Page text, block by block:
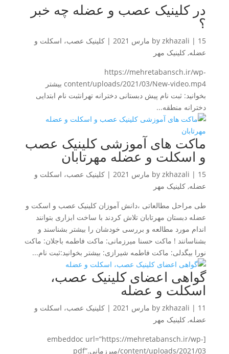
در کلینیک عصب و عضله چه خبر
؟
byzkhazali | 15 مارس 2021 | کلینیک عصب، اسکلت و
عضله, کلینیک مهر
https://mehretabansch.ir/wp-
content/uploads/2021/03/New-video.mp4 بیشتر
بخوانید: ثبت نام پیش دبستانی دخترانه تهرانثبت نام ابتدایی
دخترانه منطقه...
ماکت های آموزشی کلینیک عصب
و اسکلت و عضله مهرتابان
byzkhazali | 15 مارس 2021 | کلینیک عصب، اسکلت و
عضله, کلینیک مهر
طی مراحل مطالعاتی ،دانش آموزان کلینیک عصب و اسکت و
عضله دبستان مهرتابان تلاش کردند با ساخت ابزاری بتوانند
اندام مورد مطالعه و بررسی خودشان را بیشتر بشناسند و
بشناسانند ! ماکت حسنا میرزمانی: ماکت فاطمه باجلان: ماکت
نورا بیگدلی: ماکت فاطمه شیرازی: بیشتر بخوانید:ثبت نام...
گواهی اعضای کلینیک عصب،
اسکلت و عضله
byzkhazali | 11 مارس 2021 | کلینیک عصب، اسکلت و
عضله, کلینیک مهر
[embeddoc url=”https://mehretabansch.ir/wp-
content/uploads/2021/03/میرزمانی.pdf”